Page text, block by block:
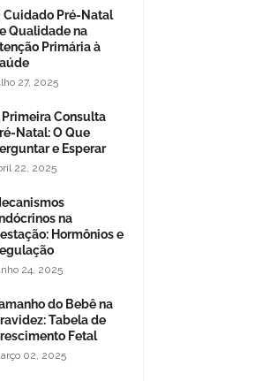
Cuidado Pré-Natal
Qualidade na
Primária à
27, 2025
Primeira Consulta
Natal: O Que
e Esperar
22, 2025
na
Hormônios e
24, 2025
do Bebê na
Tabela de
Fetal
02, 2025